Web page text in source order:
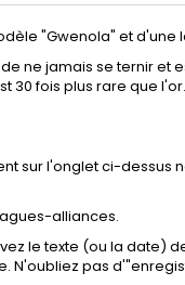
"Gwenola" et d'une
ne jamais se ternir et
30 fois plus rare que l'or.
sur l'onglet ci-dessus
alliances.
le texte (ou la date)
N'oubliez pas